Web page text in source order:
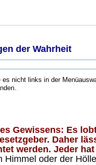
der Wahrheit
nicht links in der
Gewissens: Es
Daher
werden. Jeder
Himmel oder der